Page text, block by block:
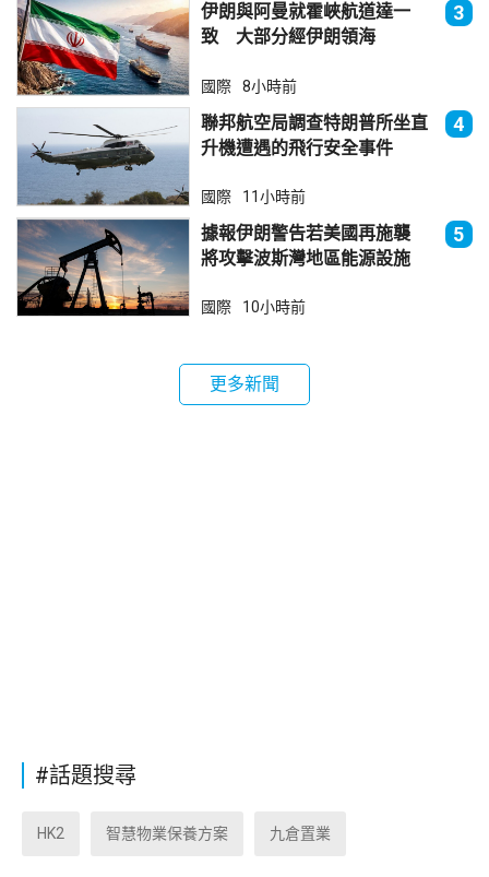
伊朗與阿曼就霍峽航道達一
致 大部分經伊朗領海
3
國際 8小時前
聯邦航空局調查特朗普所坐直
升機遭遇的飛行安全事件
4
國際 11小時前
據報伊朗警告若美國再施襲
將攻擊波斯灣地區能源設施
5
國際 10小時前
更多新聞
#話題搜尋
HK2 智慧物業保養方案 九倉置業